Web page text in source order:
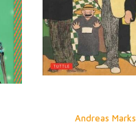
Andreas Marks